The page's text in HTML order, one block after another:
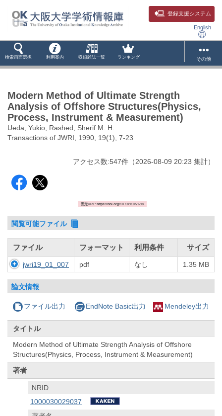
登録支援システム
English
検索画面選択 利用案内 収録雑誌一覧 ランキング その他
Modern Method of Ultimate Strength
Analysis of Offshore Structures(Physics,
Process, Instrument & Measurement)
Ueda, Yukio; Rashed, Sherif M. H.
Transactions of JWRI, 1990, 19(1), 7-23
アクセス数:547件 （2026-08-09 20:23 集計）
固定URL: https://doi.org/10.18910/7698
閲覧可能ファイル
ファイル フォーマット 利用条件 サイズ
jwri19_01_007 pdf なし 1.35 MB
論文情報
ファイル出力 EndNote Basic出力 Mendeley出力
タイトル
Modern Method of Ultimate Strength Analysis of Offshore
Structures(Physics, Process, Instrument & Measurement)
著者
NRID
1000030029037